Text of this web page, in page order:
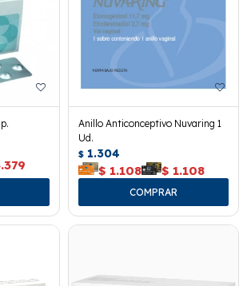
Anillo Anticonceptivo Nuvaring 1
Ud.
$ 1.304
$ 1.108 $ 1.108